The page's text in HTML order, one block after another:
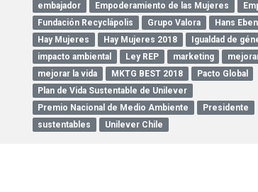
embajador
Empoderamiento de las Mujeres
Fundación Recyclápolis
Grupo Valora
Hans Eben
Hay Mujeres
Hay Mujeres 2018
Igualdad de
impacto ambiental
Ley REP marketing
mejorar la vida
MKTG BEST 2018
Pacto Global
Plan de Vida Sustentable de Unilever
Premio Nacional de Medio Ambiente
Presidente
sustentables
Unilever Chile